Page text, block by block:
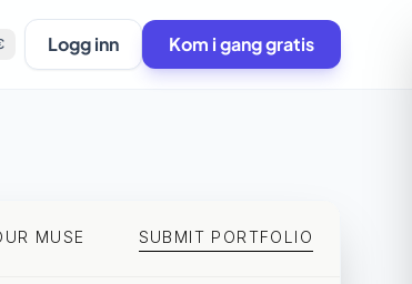
Logg inn Kom i gang gratis